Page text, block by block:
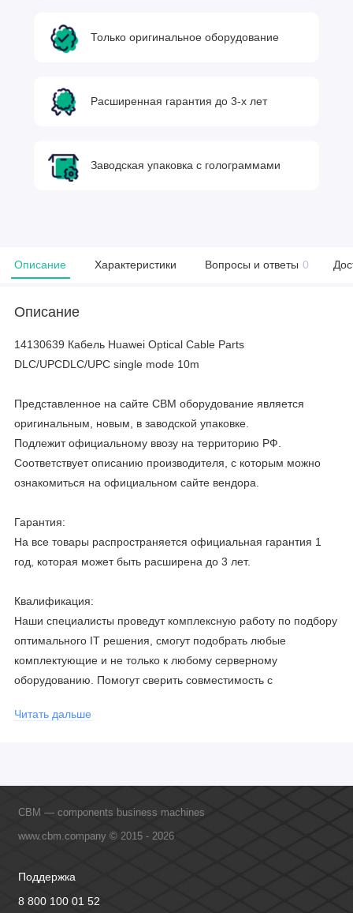
Только оригинальное оборудование
Расширенная гарантия до 3-х лет
Заводская упаковка с голограммами
Описание Характеристики Вопросы и ответы 0
Описание
14130639 Кабель Huawei Optical Cable Parts
DLC/UPCDLC/UPC single mode 10m
Представленное на сайте CBM оборудование является
оригинальным, новым, в заводской упаковке.
Подлежит официальному ввозу на территорию РФ.
Соответствует описанию производителя, с которым можно
ознакомиться на официальном сайте вендора.
Гарантия:
На все товары распространяется официальная гарантия 1
год, которая может быть расширена до 3 лет.
Квалификация:
Наши специалисты проведут комплексную работу по подбору
оптимального IT решения, смогут подобрать любые
комплектующие и не только к любому серверному
оборудованию. Помогут сверить совместимость с
официальными производителями и проводим регулярное
Читать дальше
CBM — components business machines
www.cbm.company © 2015 - 2026
Поддержка
8 800 100 01 52